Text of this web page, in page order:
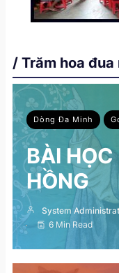
/ Trăm hoa đua
Dòng Đa Minh
BÀI
HỒNG
System
6 Min Read